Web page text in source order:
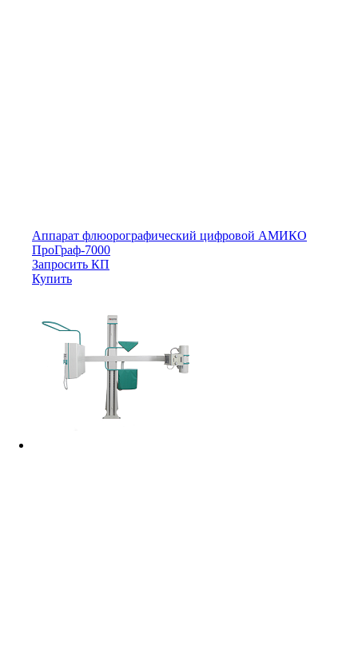
Аппарат флюорографический цифровой АМИКО
ПроГраф-7000
Запросить КП
Купить